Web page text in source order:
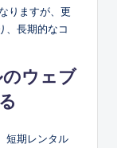
りますが、更
、長期的なコ
ウェブ
短期レンタル